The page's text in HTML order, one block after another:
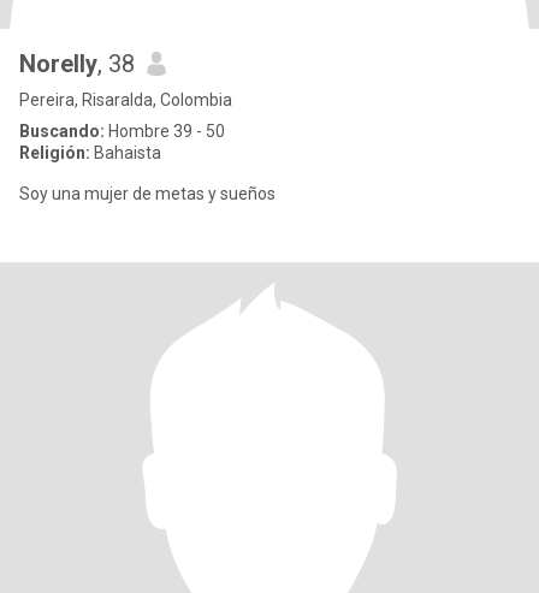
Norelly, 38
Pereira, Risaralda, Colombia
Buscando: Hombre 39 - 50
Religión: Bahaista
Soy una mujer de metas y sueños